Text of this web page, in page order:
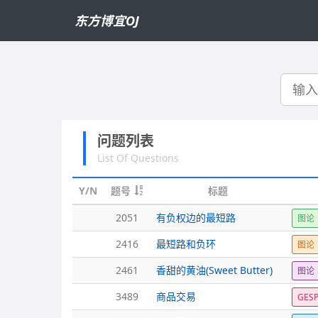
东方博宜OJ
搜
问题列表
List Of Questions
Y/N 题号 标题
2051
有负权边的最短路 图论
2416
最短路和负环 图论
2461
香甜的黄油(Sweet Butter) 图论
3489
商品交易